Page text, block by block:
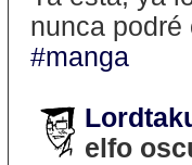
nunca podré
#manga
elfo